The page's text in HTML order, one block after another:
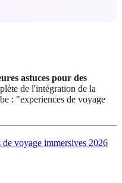
astuces pour des
de l'intégration de la
: "experiences de voyage
de voyage immersives 2026